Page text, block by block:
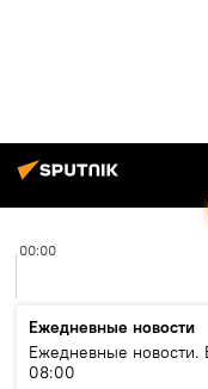
00:00
Ежедневные новости
Ежедневные новости.
08:00